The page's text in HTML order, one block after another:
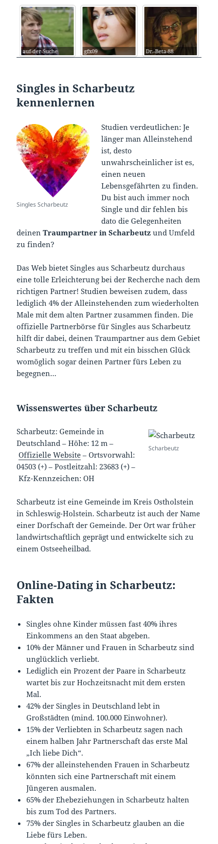
auf-der-Suche gfx09 Dr.-Beta-88
Singles in Scharbeutz
kennenlernen
Singles Scharbeutz
Studien verdeutlichen: Je
länger man Alleinstehend
ist, desto
unwahrscheinlicher ist es,
einen neuen
Lebensgefährten zu finden.
Du bist auch immer noch
Single und dir fehlen bis
dato die Gelegenheiten
deinenTraumpartner in Scharbeutz und Umfeld
zu finden?
Das Web bietet Singles aus Scharbeutz durchaus
eine tolle Erleichterung bei der Recherche nach dem
richtigen Partner! Studien beweisen zudem, dass
lediglich 4% der Alleinstehenden zum wiederholten
Male mit dem alten Partner zusammen finden. Die
offizielle Partnerbörse für Singles aus Scharbeutz
hilft dir dabei, deinen Traumpartner aus dem Gebiet
Scharbeutz zu treffen und mit ein bisschen Glück
womöglich sogar deinen Partner fürs Leben zu
begegnen…
Wissenswertes über Scharbeutz
Scharbeutz
Scharbeutz: Gemeinde in
Deutschland –Höhe: 12 m –
Offizielle Website –Ortsvorwahl:
04503 (+) –Postleitzahl: 23683 (+) –
Kfz-Kennzeichen: OH
Scharbeutz ist eine Gemeinde im Kreis Ostholstein
in Schleswig-Holstein. Scharbeutz ist auch der Name
einer Dorfschaft der Gemeinde. Der Ort war früher
landwirtschaftlich geprägt und entwickelte sich zu
einem Ostseeheilbad.
Online-Dating in Scharbeutz:
Fakten
Singles ohne Kinder müssen fast 40% ihres
Einkommens an den Staat abgeben.
10% der Männer und Frauen in Scharbeutz sind
unglücklich verliebt.
Lediglich ein Prozent der Paare in Scharbeutz
wartet bis zur Hochzeitsnacht mit dem ersten
Mal.
42% der Singles in Deutschland lebt in
Großstädten (mind. 100.000 Einwohner).
15% der Verliebten in Scharbeutz sagen nach
einem halben Jahr Partnerschaft das erste Mal
„Ich liebe Dich“.
67% der alleinstehenden Frauen in Scharbeutz
könnten sich eine Partnerschaft mit einem
Jüngeren ausmalen.
65% der Ehebeziehungen in Scharbeutz halten
bis zum Tod des Partners.
75% der Singles in Scharbeutz glauben an die
Liebe fürs Leben.